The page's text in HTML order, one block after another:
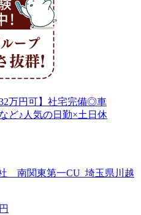
万円可】社宅完備◎車
ど♪人気の日勤×土日休
南関東第一CU_埼玉県川越